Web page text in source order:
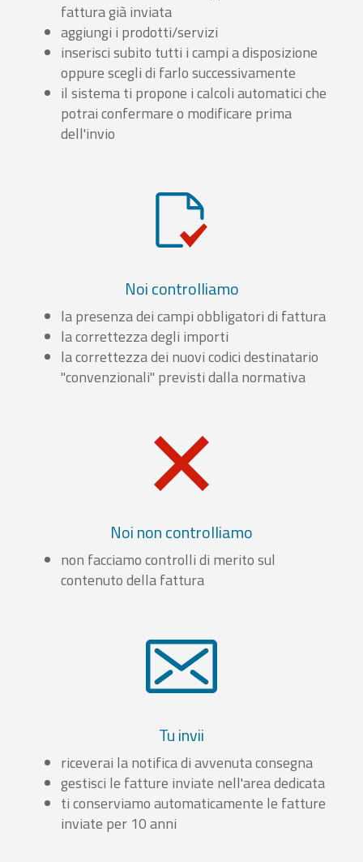
fattura già inviata
aggiungi i prodotti/servizi
inserisci subito tutti i campi a disposizione
oppure scegli di farlo successivamente
il sistema ti propone i calcoli automatici che
potrai confermare o modificare prima
dell'invio
Noi controlliamo
la presenza dei campi obbligatori di fattura
la correttezza degli importi
la correttezza dei nuovi codici destinatario
"convenzionali" previsti dalla normativa
Noi non controlliamo
non facciamo controlli di merito sul
contenuto della fattura
Tu invii
riceverai la notifica di avvenuta consegna
gestisci le fatture inviate nell'area dedicata
ti conserviamo automaticamente le fatture
inviate per 10 anni